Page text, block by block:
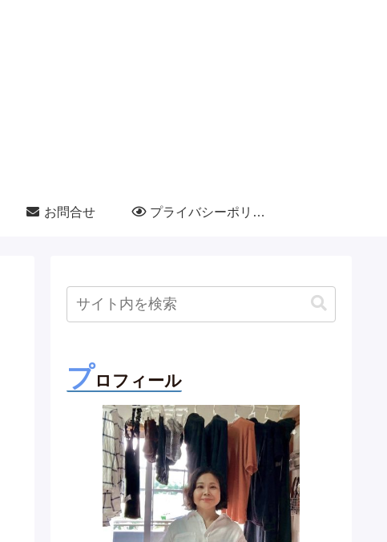
お問合せ プライバシーポリシー
プロフィール